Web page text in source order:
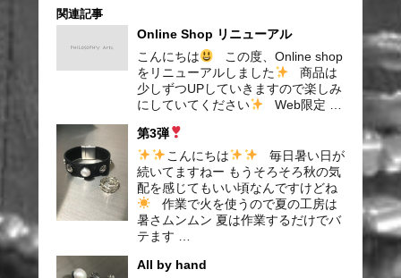
関連記事
Online Shop リニューアル
こんにちは
この度、Online shop
をリニューアルしました
商品は
少しずつUPしていきますので楽しみ
にしていてください
Web限定 …
第3弾
こんにちは
毎日暑い日が
続いてますねー もうそろそろ秋の気
配を感じてもいい頃なんですけどね
作業で火を使うので夏の工房は
暑さムンムン 夏は作業するだけでバ
テます …
All by hand